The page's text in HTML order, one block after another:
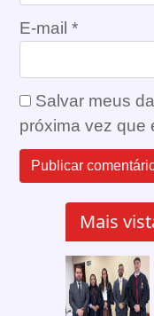
E-mail *
Salvar meus
próxima vez que
Mais